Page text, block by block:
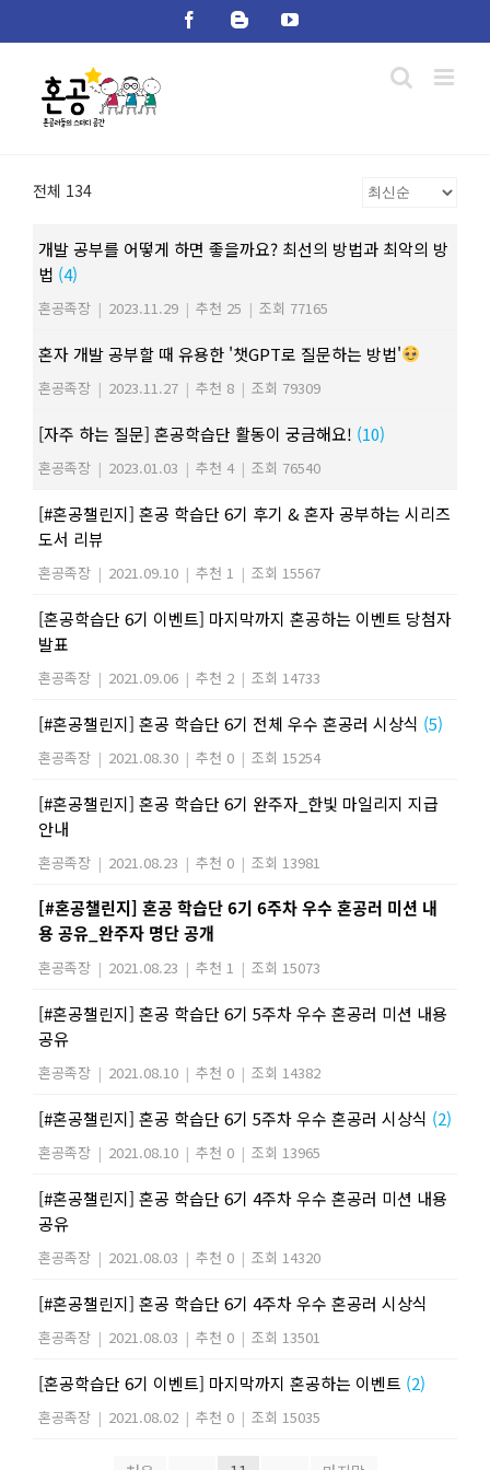
FacebookBloggerYouTube
전체 134
개발 공부를 어떻게 하면 좋을까요? 최선의 방법과 최악의 방
법 (4)
혼공족장 | 2023.11.29 | 추천 25 | 조회 77165
혼자 개발 공부할 때 유용한 '챗GPT로 질문하는 방법'
혼공족장 | 2023.11.27 | 추천 8 | 조회 79309
[자주 하는 질문] 혼공학습단 활동이 궁금해요! (10)
혼공족장 | 2023.01.03 | 추천 4 | 조회 76540
[#혼공챌린지] 혼공 학습단 6기 후기 & 혼자 공부하는 시리즈
도서 리뷰
혼공족장 | 2021.09.10 | 추천 1 | 조회 15567
[혼공학습단 6기 이벤트] 마지막까지 혼공하는 이벤트 당첨자
발표
혼공족장 | 2021.09.06 | 추천 2 | 조회 14733
[#혼공챌린지] 혼공 학습단 6기 전체 우수 혼공러 시상식 (5)
혼공족장 | 2021.08.30 | 추천 0 | 조회 15254
[#혼공챌린지] 혼공 학습단 6기 완주자_한빛 마일리지 지급
안내
혼공족장 | 2021.08.23 | 추천 0 | 조회 13981
[#혼공챌린지] 혼공 학습단 6기 6주차 우수 혼공러 미션 내
용 공유_완주자 명단 공개
혼공족장 | 2021.08.23 | 추천 1 | 조회 15073
[#혼공챌린지] 혼공 학습단 6기 5주차 우수 혼공러 미션 내용
공유
혼공족장 | 2021.08.10 | 추천 0 | 조회 14382
[#혼공챌린지] 혼공 학습단 6기 5주차 우수 혼공러 시상식 (2)
혼공족장 | 2021.08.10 | 추천 0 | 조회 13965
[#혼공챌린지] 혼공 학습단 6기 4주차 우수 혼공러 미션 내용
공유
혼공족장 | 2021.08.03 | 추천 0 | 조회 14320
[#혼공챌린지] 혼공 학습단 6기 4주차 우수 혼공러 시상식
혼공족장 | 2021.08.03 | 추천 0 | 조회 13501
[혼공학습단 6기 이벤트] 마지막까지 혼공하는 이벤트 (2)
혼공족장 | 2021.08.02 | 추천 0 | 조회 15035